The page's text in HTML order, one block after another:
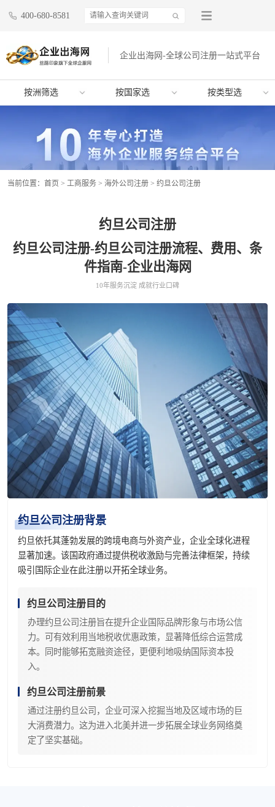
400-680-8581
企业出海网-全球公司注册一站式平台
按洲筛选 按国家选 按类型选
当前位置： 首页 > 工商服务 > 海外公司注册 > 约旦公司注册
约旦公司注册
约旦公司注册-约旦公司注册流程、费用、条
件指南-企业出海网
10年服务沉淀 成就行业口碑
约旦公司注册背景
约旦依托其蓬勃发展的跨境电商与外资产业，企业全球化进程
显著加速。该国政府通过提供税收激励与完善法律框架，持续
吸引国际企业在此注册以开拓全球业务。
约旦公司注册目的
办理约旦公司注册旨在提升企业国际品牌形象与市场公信
力。可有效利用当地税收优惠政策，显著降低综合运营成
本。同时能够拓宽融资途径，更便利地吸纳国际资本投
入。
约旦公司注册前景
通过注册约旦公司，企业可深入挖掘当地及区域市场的巨
大消费潜力。这为进入北美并进一步拓展全球业务网络奠
定了坚实基础。